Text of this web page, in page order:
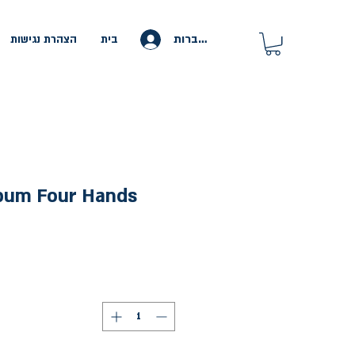
בית הצהרת נגישות להתחברות
Four Hands